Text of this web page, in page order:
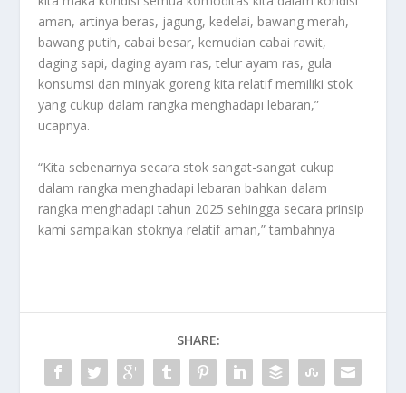
aman, artinya beras, jagung, kedelai, bawang merah,
bawang putih, cabai besar, kemudian cabai rawit,
daging sapi, daging ayam ras, telur ayam ras, gula
konsumsi dan minyak goreng kita relatif memiliki stok
yang cukup dalam rangka menghadapi lebaran,”
ucapnya.
“Kita sebenarnya secara stok sangat-sangat cukup
dalam rangka menghadapi lebaran bahkan dalam
rangka menghadapi tahun 2025 sehingga secara prinsip
kami sampaikan stoknya relatif aman,” tambahnya
SHARE: